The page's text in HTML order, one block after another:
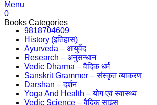
Menu
0
9818704609
Books Categories
History (इतिहास)
Ayurveda – आयुर्वेद
Research – अनुसन्धान
Vedic Dharma – वैदिक धर्म
Sanskrit Grammer – संस्कृत व्याकरण
Darshan – दर्शन
Yoga And Health – योग एवं स्वास्थ्य
Vedic Science – वैदिक साइंस